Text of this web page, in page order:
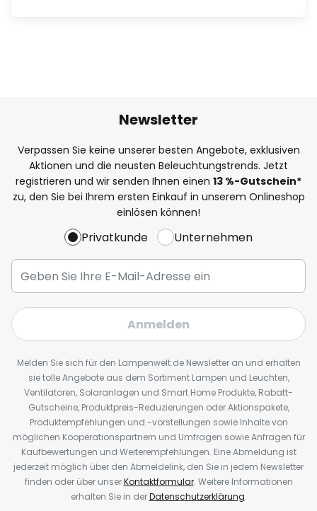
Newsletter
Verpassen Sie keine unserer besten Angebote, exklusiven
Aktionen und die neusten Beleuchtungstrends. Jetzt
registrieren und wir senden Ihnen einen 13 %-Gutschein*
zu, den Sie bei Ihrem ersten Einkauf in unserem Onlineshop
einlösen können!
Privatkunde Unternehmen
Anmelden
Melden Sie sich für den Lampenwelt.de Newsletter an und erhalten
sie tolle Angebote aus dem Sortiment Lampen und Leuchten,
Ventilatoren, Solaranlagen und Smart Home Produkte, Rabatt-
Gutscheine, Produktpreis-Reduzierungen oder Aktionspakete,
Produktempfehlungen und -vorstellungen sowie Inhalte von
möglichen Kooperationspartnern und Umfragen sowie Anfragen für
Kaufbewertungen und Weiterempfehlungen. Eine Abmeldung ist
jederzeit möglich über den Abmeldelink, den Sie in jedem Newsletter
finden oder über unserKontaktformular. Weitere Informationen
erhalten Sie in derDatenschutzerklärung.